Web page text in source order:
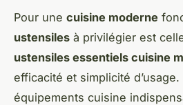
Pour une cuisine moderne
ustensiles à privilégier est
ustensiles essentiels cuisine
efficacité et simplicité d’usage.
équipements cuisine